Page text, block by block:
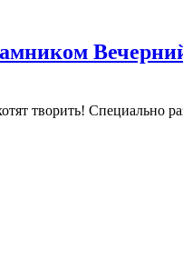
творить! Специально